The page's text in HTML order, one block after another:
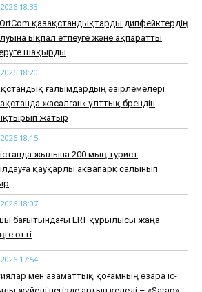
18:33
қазақстандықтарды дипфейктердің
ықпал етпеуге және ақпаратты
шақырды
18:20
ғалымдардың әзірлемелері
жасалған» ұлттық брендін
жатыр
18:15
жылына 200 мың турист
қауқарлы аквапарк салынып
18:07
бағытындағы LRT құрылысы жаңа
өтті
17:54
мен азаматтық қоғамның өзара іс-